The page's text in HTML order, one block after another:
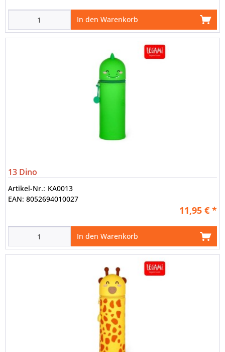
In den Warenkorb
13 Dino
Artikel-Nr.: KA0013
EAN: 8052694010027
11,95 € *
In den Warenkorb